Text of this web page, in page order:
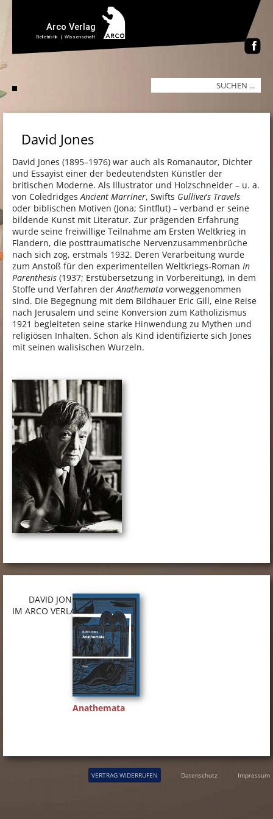
David Jones
David Jones (1895–1976) war auch als Romanautor, Dichter
und Essayist einer der bedeutendsten Künstler der
britischen Moderne. Als Illustrator und Holzschneider – u. a.
von ColedridgesAncient Marriner, Swifts Gulliver´s Travels
oder biblischen Motiven (Jona; Sintflut) – verband er seine
bildende Kunst mit Literatur. Zur prägenden Erfahrung
wurde seine freiwillige Teilnahme am Ersten Weltkrieg in
Flandern, die posttraumatische Nervenzusammenbrüche
nach sich zog, erstmals 1932. Deren Verarbeitung wurde
zum Anstoß für den experimentellen Weltkriegs-Roman In
Parenthesis (1937; Erstübersetzung in Vorbereitung), in dem
Stoffe und Verfahren derAnathemata vorweggenommen
sind. Die Begegnung mit dem Bildhauer Eric Gill, eine Reise
nach Jerusalem und seine Konversion zum Katholizismus
1921 begleiteten seine starke Hinwendung zu Mythen und
religiösen Inhalten. Schon als Kind identifizierte sich Jones
mit seinen walisischen Wurzeln.
DAVID JONES
IM ARCO VERLAG
Anathemata
VERTRAG WIDERRUFEN Datenschutz Impressum